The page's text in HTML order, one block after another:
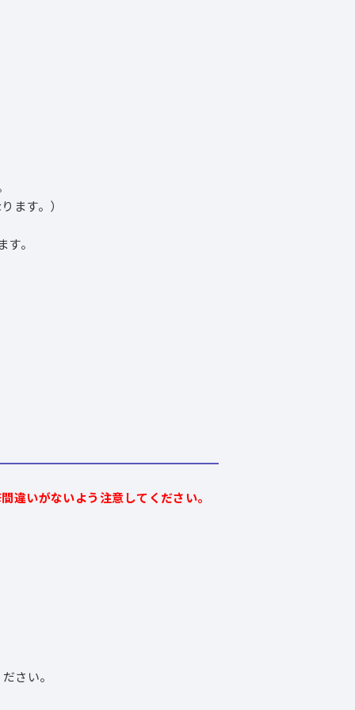
す。）
。
違いがないよう注意してください。
さい。